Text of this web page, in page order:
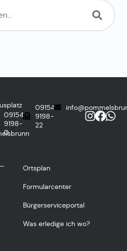
09154
9198-
0
09154
9198-
22
Ortsplan
Formularcenter
Bürgerserviceportal
Was erledige ich wo?